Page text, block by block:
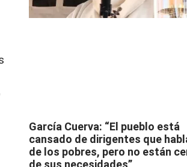
García Cuerva: “El pueblo está
cansado de dirigentes que
de los pobres, pero no están
de sus necesidades”